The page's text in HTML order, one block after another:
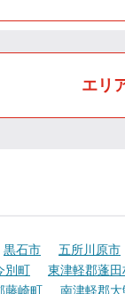
エリ
黒石市 五所川原市
別町 東津軽郡蓬田
藤崎町 南津軽郡大